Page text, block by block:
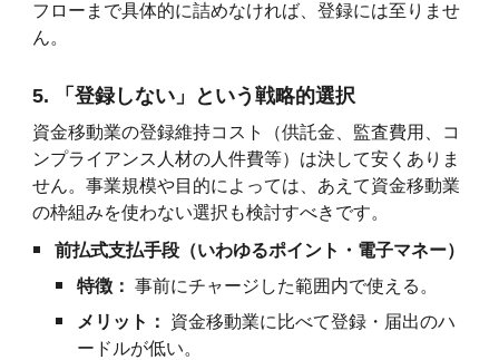
フローまで具体的に詰めなければ、登録には至りませ
ん。
5. 「登録しない」という戦略的選択
資金移動業の登録維持コスト（供託金、監査費用、コ
ンプライアンス人材の人件費等）は決して安くありま
せん。事業規模や目的によっては、あえて資金移動業
の枠組みを使わない選択も検討すべきです。
前払式支払手段（いわゆるポイント・電子マネー）
特徴： 事前にチャージした範囲内で使える。
メリット：
資金移動業に比べて登録・届出のハ
ードルが低い。